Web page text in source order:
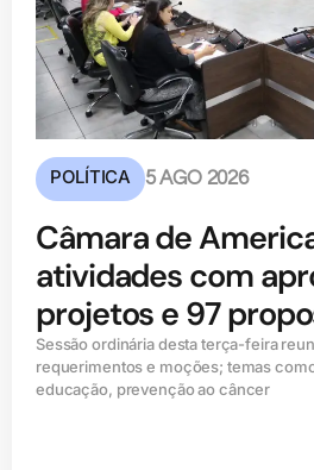
POLÍTICA 5 AGO 2026
Câmara de
atividades com
projetos e 97
Sessão ordinária desta terça-feira
requerimentos e moções; temas
educação, prevenção ao câncer